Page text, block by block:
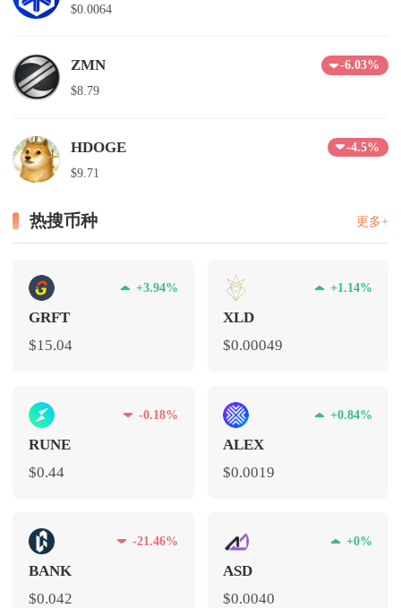
$0.0064
ZMN
-6.03%
$8.79
HDOGE
-4.5%
$9.71
热搜币种 更多+
+3.94%
GRFT
$15.04
+1.14%
XLD
$0.00049
-0.18%
RUNE
$0.44
+0.84%
ALEX
$0.0019
-21.46%
BANK
$0.042
+0%
ASD
$0.0040